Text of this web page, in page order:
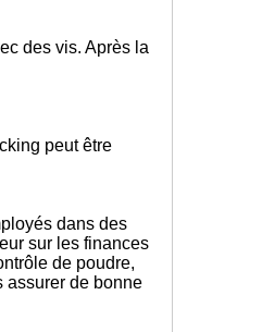
des vis. Après la
peut être
dans des
sur les finances
de poudre,
assurer de bonne